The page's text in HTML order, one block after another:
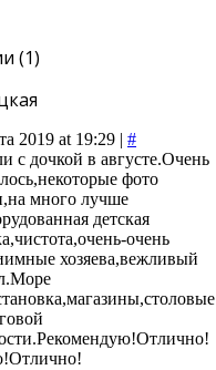
(1)
2019 at 19:29 | #
с дочкой в августе.Очень
фото
много лучше
детская
очень
хозяева,вежливый